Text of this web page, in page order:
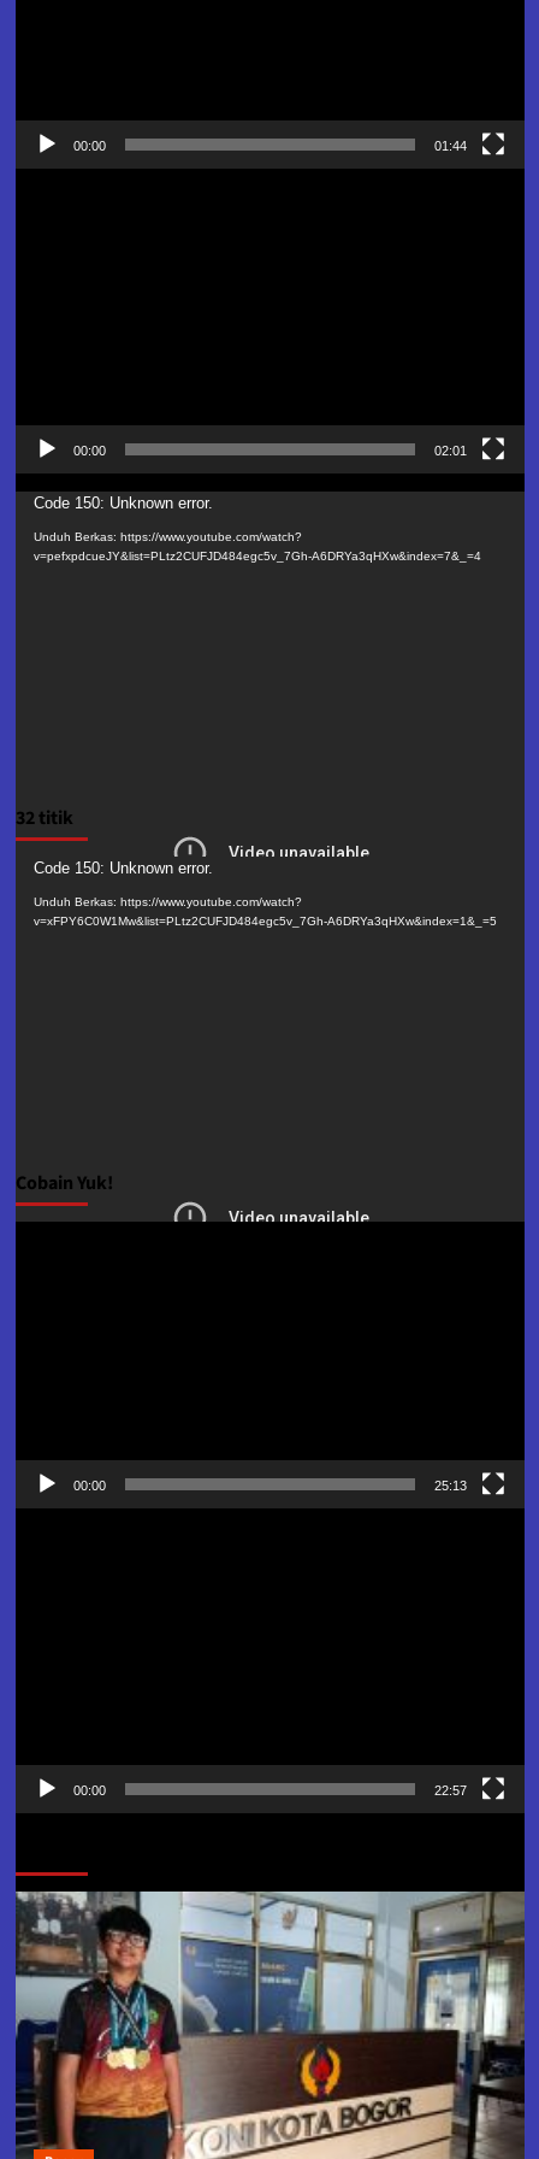
00:00 01:44
00:00 02:01
Pemutar
Video
Code 150: Unknown error.
Unduh Berkas: https://www.youtube.com/watch?
v=pefxpdcueJY&list=PLtz2CUFJD484egc5v_7Gh-A6DRYa3qHXw&index=7&_=4
32 titik
Pemutar
Video
Code 150: Unknown error.
Unduh Berkas: https://www.youtube.com/watch?
v=xFPY6C0W1Mw&list=PLtz2CUFJD484egc5v_7Gh-A6DRYa3qHXw&index=1&_=5
Cobain Yuk!
00:00 25:13
00:00 22:57